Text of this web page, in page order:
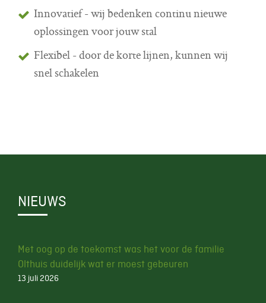
Innovatief - wij bedenken continu nieuwe
oplossingen voor jouw stal
Flexibel - door de korte lijnen, kunnen wij
snel schakelen
NIEUWS
Met oog op de toekomst was het voor de familie
Olthuis duidelijk wat er moest gebeuren
13 juli 2026